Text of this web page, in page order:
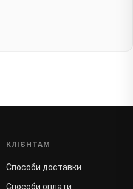
КЛІЄНТАМ
Способи доставки
Способи оплати